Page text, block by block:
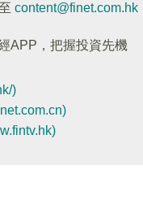
content@finet.com.hk
APP，把握投資先機
)